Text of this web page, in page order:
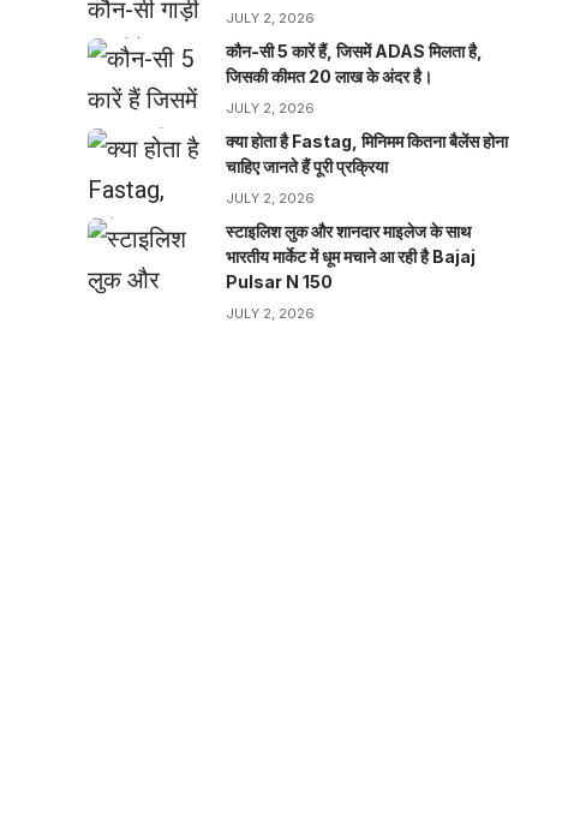
JULY 2, 2026
कौन-सी 5 कारें हैं, जिसमें ADAS मिलता है,
जिसकी कीमत 20 लाख के अंदर है।
JULY 2, 2026
क्या होता है Fastag, मिनिमम कितना बैलेंस होना
चाहिए जानते हैं पूरी प्रक्रिया
JULY 2, 2026
स्टाइलिश लुक और शानदार माइलेज के साथ
भारतीय मार्केट में धूम मचाने आ रही है Bajaj
Pulsar N 150
JULY 2, 2026